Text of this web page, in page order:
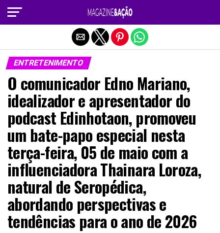
ENTRETENIMENTO
O comunicador Edno Mariano,
idealizador e apresentador do
podcast Edinhotaon, promoveu
um bate-papo especial nesta
terça-feira, 05 de maio com a
influenciadora Thainara Loroza,
natural de Seropédica,
abordando perspectivas e
tendências para o ano de 2026
Sair da versão mobile